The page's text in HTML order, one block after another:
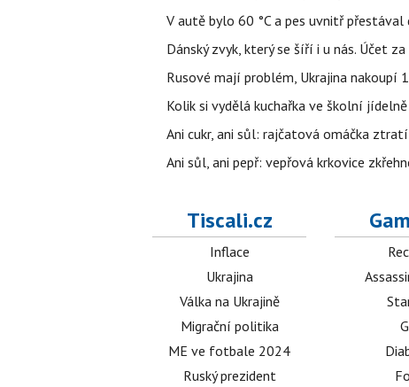
V autě bylo 60 °C a pes uvnitř
Dánský zvyk, který se šíří i u nás. Účet
Rusové mají problém, Ukrajina
Kolik si vydělá kuchařka ve školní
Ani cukr, ani sůl: rajčatová omáčka
Ani sůl, ani pepř: vepřová krkovice
Tiscali.cz
Inflace
Ukrajina
Válka na Ukrajině
Migrační politika
ME ve fotbale 2024
Ruský prezident